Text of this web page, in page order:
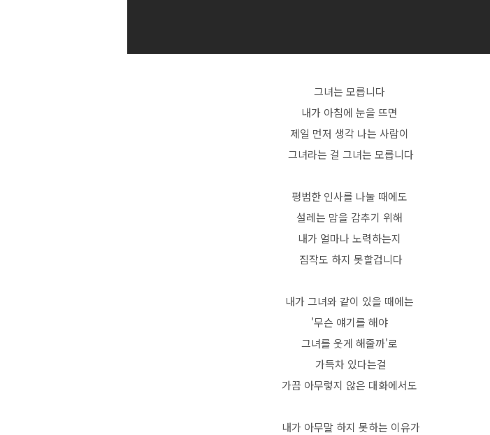
그녀는 모릅니다
내가 아침에 눈을 뜨면
제일 먼저 생각 나는 사람이
그녀라는 걸 그녀는 모릅니다
평범한 인사를 나눌 때에도
설레는 맘을 감추기 위해
내가 얼마나 노력하는지
짐작도 하지 못할겁니다
내가 그녀와 같이 있을 때에는
'무슨 얘기를 해야
그녀를 웃게 해줄까'로
가득차 있다는걸
가끔 아무렇지 않은 대화에서도
내가 아무말 하지 못하는 이유가